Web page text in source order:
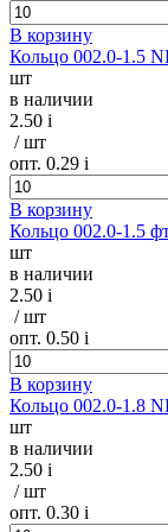
В корзину
Кольцо 002.0-1.5
шт
в наличии
2.50 i
/ шт
опт. 0.29 i
В корзину
Кольцо 002.0-1.5
шт
в наличии
2.50 i
/ шт
опт. 0.50 i
В корзину
Кольцо 002.0-1.8
шт
в наличии
2.50 i
/ шт
опт. 0.30 i